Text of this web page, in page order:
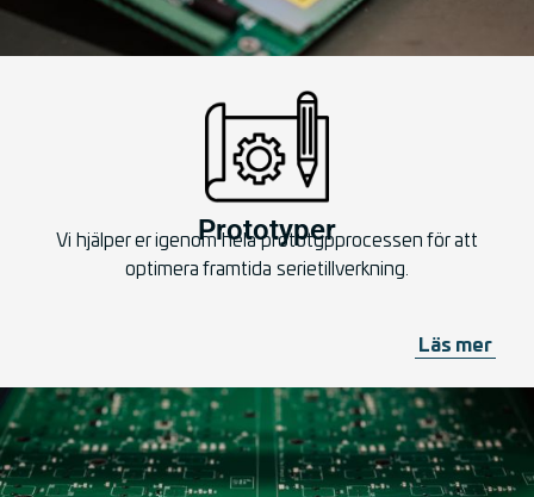
Prototyper
Vi hjälper er igenom hela prototypprocessen för att
optimera framtida serietillverkning.
Läs mer